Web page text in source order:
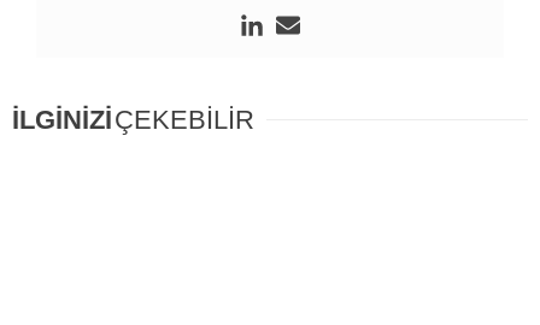
İLGİNİZİÇEKEBİLİR